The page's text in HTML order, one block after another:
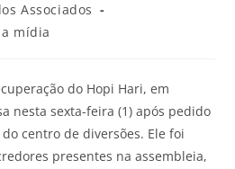
Associados
mídia
do Hopi Hari, em
nesta sexta-feira (1) após pedido
centro de diversões. Ele foi
presentes na assembleia,